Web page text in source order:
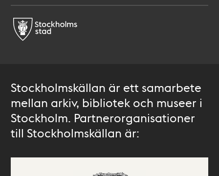
Stockholmskällan är ett samarbete
mellan arkiv, bibliotek och museer i
Stockholm. Partnerorganisationer
till Stockholmskällan är: